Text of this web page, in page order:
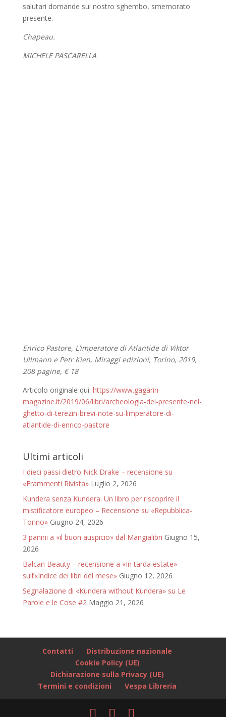
salutari domande sul nostro sghembo, smemorato
presente.
Chapeau.
MICHELE PASCARELLA
Enrico Pastore, L’imperatore di Atlantide di Viktor
Ullmann e Petr Kien, Miraggi edizioni, Torino, 2019,
208 pagine, € 18
Articolo originale qui: https://www.gagarin-
magazine.it/2019/06/libri/archeologia-del-presente-nel-
ghetto-di-terezin-brevi-note-su-limperatore-di-
atlantide-di-enrico-pastore
Ultimi articoli
I dieci passi dietro Nick Drake – recensione su
«Frammenti Rivista» Luglio 2, 2026
Kundera senza Kundera. Un libro per riscoprire il
mistificatore europeo – Recensione su «Repubblica-
Torino» Giugno 24, 2026
3 panini a «il buon auspicio» dal Mangialibri Giugno 15,
2026
Balcan Beauty – recensione a «In tarda estate»
sull’«Indice dei libri del mese» Giugno 12, 2026
Segnalazione di «Kundera without Kundera» su Le
Parole e le Cose #2 Maggio 21, 2026
Contatti
Distribuzione nazionale
Cookie Policy (UE)
Dichiarazione sulla Privacy (UE)
Termini e condizioni
Vespa Libreria